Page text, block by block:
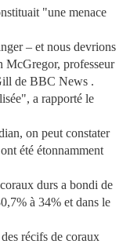
"une menace
– et nous devrions
McGregor, professeur
de BBC News .
a rapporté le
on peut constater
été étonnamment
durs a bondi de
à 34% et dans le
récifs de coraux